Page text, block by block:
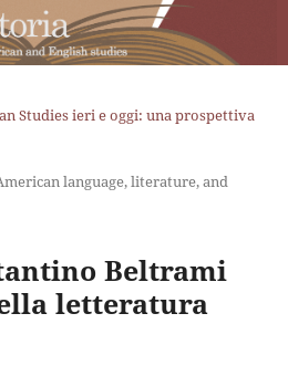
Studies ieri e oggi: una prospettiva
language, literature, and
Beltrami
letteratura